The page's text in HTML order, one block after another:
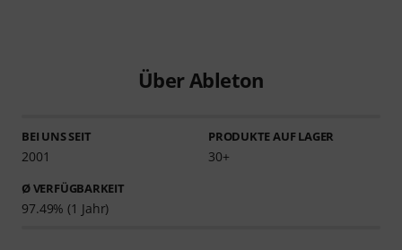
Über Ableton
BEI UNS SEIT
2001
PRODUKTE AUF LAGER
30+
Ø VERFÜGBARKEIT
97.49% (1 Jahr)